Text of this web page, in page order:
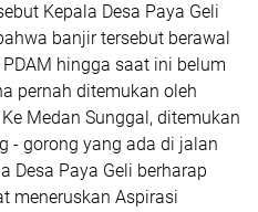
Kepala Desa Paya Geli
banjir tersebut berawal
hingga saat ini belum
pernah ditemukan oleh
Medan Sunggal, ditemukan
- gorong yang ada di jalan
Desa Paya Geli berharap
meneruskan Aspirasi